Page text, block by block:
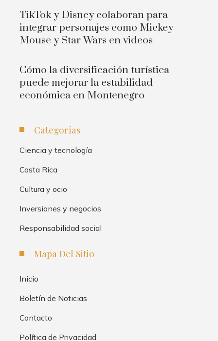
TikTok y Disney colaboran para
integrar personajes como Mickey
Mouse y Star Wars en videos
Cómo la diversificación turística
puede mejorar la estabilidad
económica en Montenegro
Categorías
Ciencia y tecnología
Costa Rica
Cultura y ocio
Inversiones y negocios
Responsabilidad social
Mapa Del Sitio
Inicio
Boletín de Noticias
Contacto
Política de Privacidad